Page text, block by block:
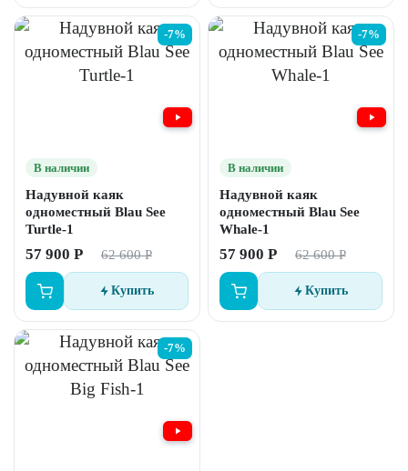
-7%
В наличии
Надувной каяк
одноместный Blau See
Turtle-1
57 900 Р 62 600 Р
Купить
-7%
В наличии
Надувной каяк
одноместный Blau See
Whale-1
57 900 Р 62 600 Р
Купить
-7%